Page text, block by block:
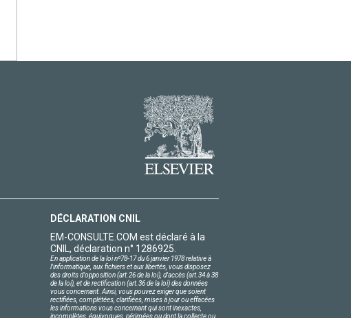
DÉCLARATION CNIL
EM-CONSULTE.COM est déclaré à la
CNIL, déclaration n° 1286925.
En application de la loi nº78-17 du 6 janvier 1978 relative à
l'informatique, aux fichiers et aux libertés, vous disposez
des droits d'opposition (art.26 de la loi), d'accès (art.34 à 38
de la loi), et de rectification (art.36 de la loi) des données
vous concernant. Ainsi, vous pouvez exiger que soient
rectifiées, complétées, clarifiées, mises à jour ou effacées
les informations vous concernant qui sont inexactes,
incomplètes, équivoques, périmées ou dont la collecte ou